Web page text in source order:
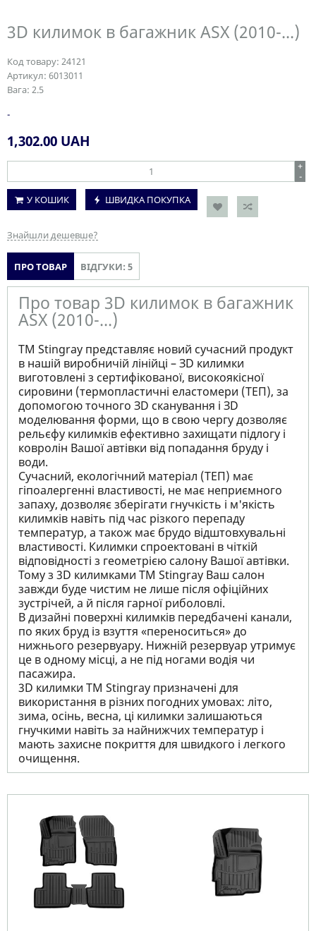
3D килимок в багажник ASX (2010-...)
Код товару: 24121
Артикул: 6013011
Вага: 2.5
-
1,302.00 UAH
+
-
У КОШИК
ШВИДКА ПОКУПКА
Знайшли дешевше?
ПРО ТОВАР ВІДГУКИ: 5
Про товар 3D килимок в багажник
ASX (2010-...)
ТМ Stingray представляє новий сучасний продукт
в нашій виробничій лінійці – ЗD килимки
виготовлені з сертифікованої, високоякісної
сировини (термопластичні еластомери (ТЕП), за
допомогою точного ЗD сканування і ЗD
моделювання форми, що в свою чергу дозволяє
рельєфу килимків ефективно захищати підлогу і
ковролін Вашої автівки від попадання бруду і
води.
Сучасний, екологічний матеріал (ТЕП) має
гіпоалергенні властивості, не має неприємного
запаху, дозволяє зберігати гнучкість і м'якість
килимків навіть під час різкого перепаду
температур, а також має брудо відштовхувальні
властивості. Килимки спроектовані в чіткій
відповідності з геометрією салону Вашої автівки.
Тому з 3D килимками TM Stingray Ваш салон
завжди буде чистим не лише після офіційних
зустрічей, а й після гарної риболовлі.
В дизайні поверхні килимків передбачені канали,
по яких бруд із взуття «переноситься» до
нижнього резервуару. Нижній резервуар утримує
це в одному місці, а не під ногами водія чи
пасажира.
3D килимки TM Stingray призначені для
використання в різних погодних умовах: літо,
зима, осінь, весна, ці килимки залишаються
гнучкими навіть за найнижчих температур і
мають захисне покриття для швидкого і легкого
очищення.